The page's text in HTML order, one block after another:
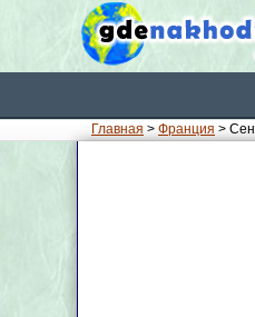
Главная > Франция >